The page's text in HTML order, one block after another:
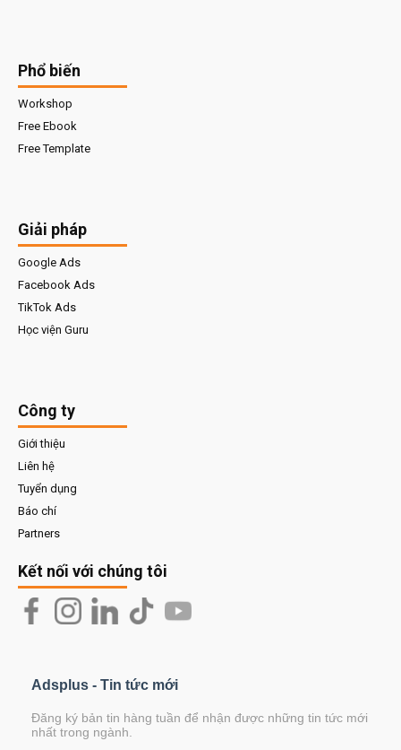
Phổ biến
Workshop
Free Ebook
Free Template
Giải pháp
Google Ads
Facebook Ads
TikTok Ads
Học viện Guru
Công ty
Giới thiệu
Liên hệ
Tuyển dụng
Báo chí
Partners
Kết nối với chúng tôi